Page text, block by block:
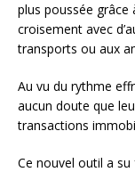
plus poussée grâce
croisement avec
transports ou aux
Au vu du rythme
aucun doute que
transactions
Ce nouvel outil a